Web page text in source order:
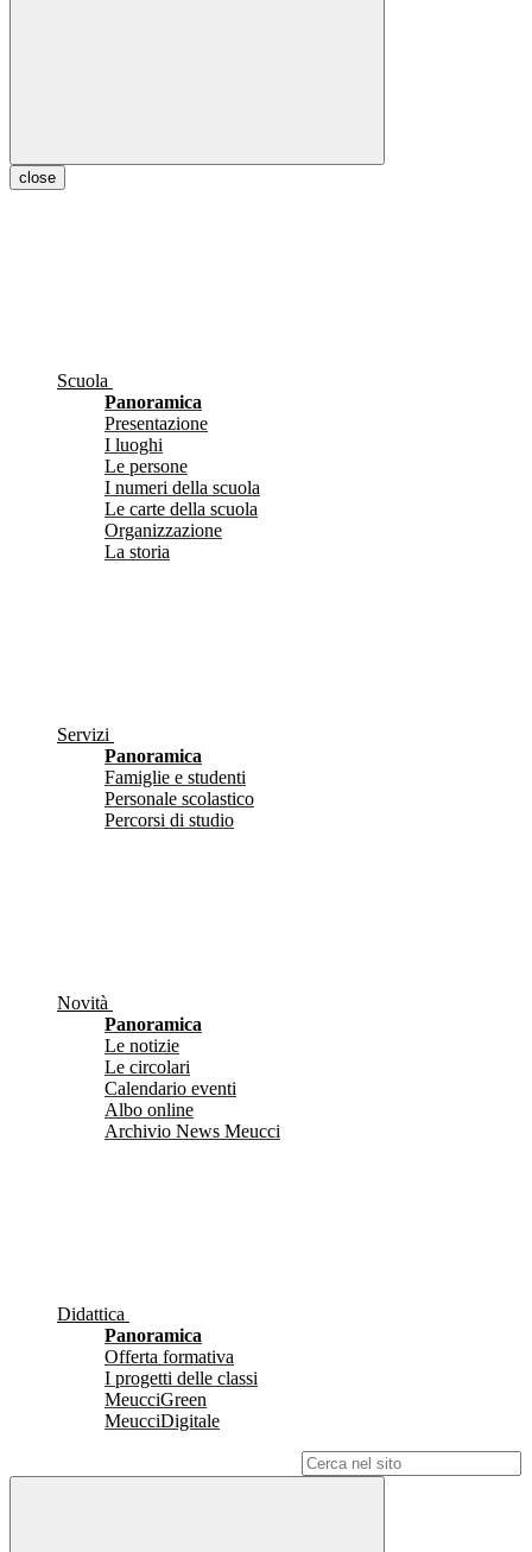
close
Scuola
Panoramica
Presentazione
I luoghi
Le persone
I numeri della scuola
Le carte della scuola
Organizzazione
La storia
Servizi
Panoramica
Famiglie e studenti
Personale scolastico
Percorsi di studio
Novità
Panoramica
Le notizie
Le circolari
Calendario eventi
Albo online
Archivio News Meucci
Didattica
Panoramica
Offerta formativa
I progetti delle classi
MeucciGreen
MeucciDigitale